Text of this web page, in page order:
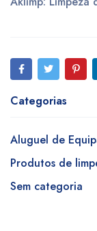
Categorias
Aluguel de
Produtos de
Sem categoria